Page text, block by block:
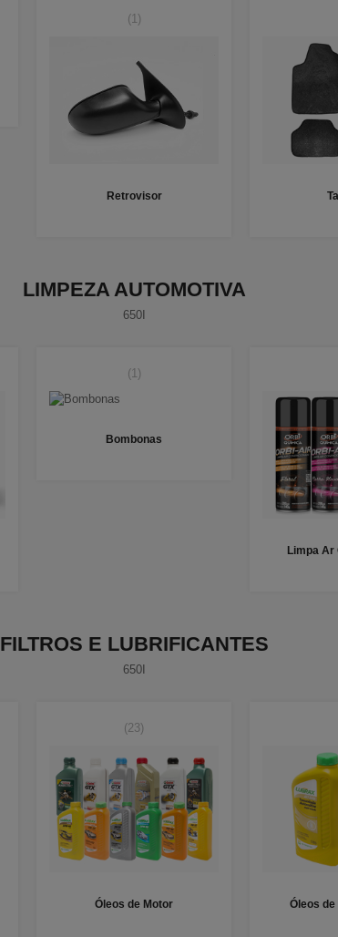
(1)
Retrovisor
LIMPEZA AUTOMOTIVA
650I
(1)
Bombonas
Limpa Ar
FILTROS E LUBRIFICANTES
650I
(23)
Óleos de Motor Óleos